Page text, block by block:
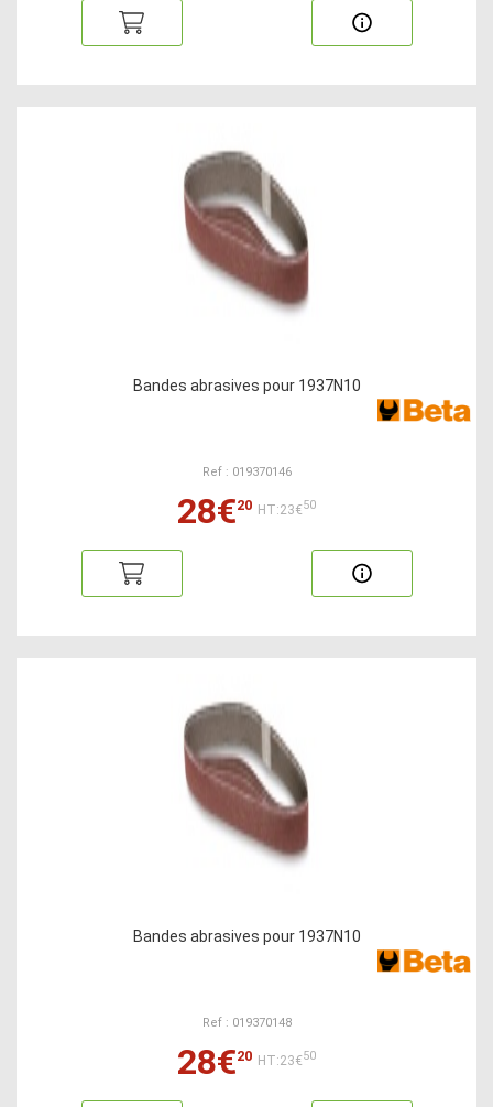
Bandes abrasives pour 1937N10
Ref : 019370146
28€20 HT:23€50
Bandes abrasives pour 1937N10
Ref : 019370148
28€20 HT:23€50